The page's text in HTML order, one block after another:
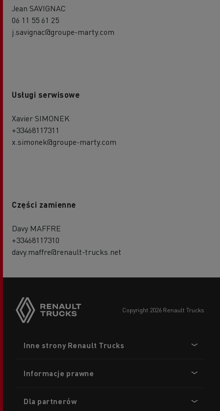
Jean SAVIGNAC
06 11 55 61 25
j.savignac@groupe-marty.com
Usługi serwisowe
Xavier SIMONEK
+33468117311
x.simonek@groupe-marty.com
Części zamienne
Davy MAFFRE
+33468117310
davy.maffre@renault-trucks.net
copyright 2026 Renault Trucks
menu
Inne strony Renault Trucks
Informacje prawne
Dla partnerów